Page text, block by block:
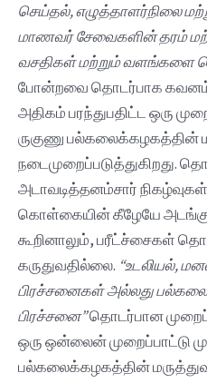
செய்தல், எழுத்தாளர்நிலை
மாணவர் சேவைகளின் தரம்
வசதிகள் மற்றும் வளங்களை
போன்றவை தொடர்பாக கவனம்
அதிகம் பரந்துபதிட்ட ஒரு
ருகுணு பல்கலைக்கழகத்தின்
நடைமுறைப்படுத்துகிறது.
அடாவடித்தனம்சார்
கொள்கையின் கீழேயே
கூறினாலும், பரீட்ச்சைகள்
கருதுவதில்லை. “உடலியல்,
பிரச்சனைகள் அல்லது
பிரச்சனை”தொடர்பான
ஒரு ஒன்லைன் முறைப்பாட்டு
பல்கலைக்கழகத்தின்